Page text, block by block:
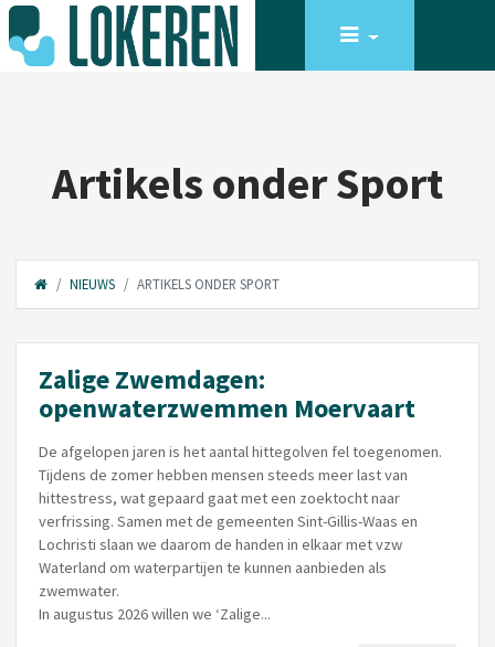
Artikels onder Sport
NIEUWS ARTIKELS ONDER SPORT
Zalige Zwemdagen:
openwaterzwemmen Moervaart
De afgelopen jaren is het aantal hittegolven fel toegenomen.
Tijdens de zomer hebben mensen steeds meer last van
hittestress, wat gepaard gaat met een zoektocht naar
verfrissing. Samen met de gemeenten Sint-Gillis-Waas en
Lochristi slaan we daarom de handen in elkaar met vzw
Waterland om waterpartijen te kunnen aanbieden als
zwemwater.
In augustus 2026 willen we ‘Zalige...